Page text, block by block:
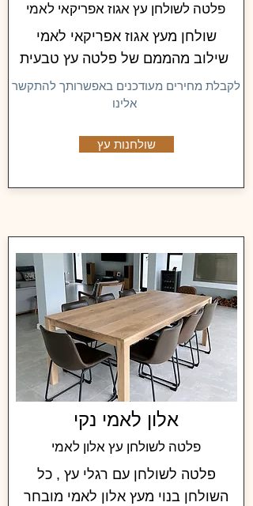
פלטה לשולחן עץ אגוז אפריקאי לאמי
שולחן מעץ אגוז אפריקאי לאמי
לקבלת מחירים מעודכנים באפשרותך להתקשר
אלינו
שולחנות עץ
אלון לאמי נקי
פלטה לשולחן עץ אלון לאמי
פלטה לשולחן עם רגלי עץ , כל
השולחן בנוי מעץ אלון לאמי מובחר